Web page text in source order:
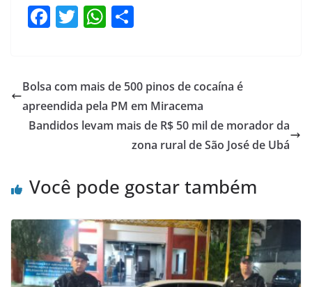
F
e
b
o
T
er
W
s
A
p
e
Bolsa com mais de 500 pinos de cocaína é
apreendida pela PM em Miracema
Bandidos levam mais de R$ 50 mil de morador da
zona rural de São José de Ubá
Você pode gostar também